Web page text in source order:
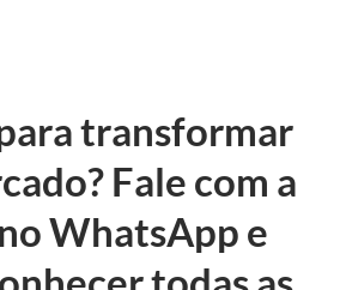
transformar
Fale com a
WhatsApp e